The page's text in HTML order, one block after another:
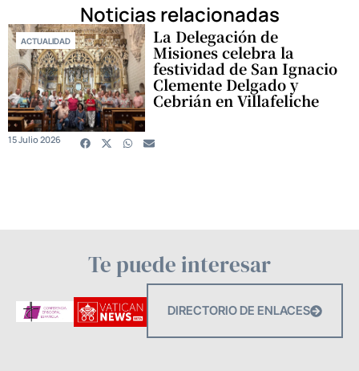
Noticias relacionadas
ACTUALIDAD La Delegación de
Misiones celebra la
festividad de San Ignacio
Clemente Delgado y
Cebrián en Villafeliche
15 Julio 2026
Te puede interesar
DIRECTORIO DE ENLACES